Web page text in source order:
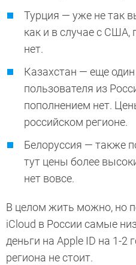
Турция — уже не так
как и в случае с США,
нет.
Казахстан — еще
пользователя из
пополнением нет.
российском регионе.
Белоруссия — также
тут цены более
нет вовсе.
В целом жить можно, но
iCloud в России самые
деньги на Apple ID на 1-2
региона не стоит.